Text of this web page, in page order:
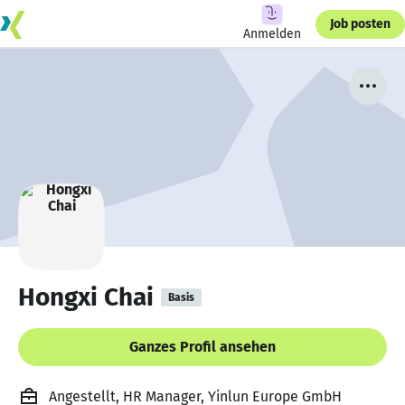
Anmelden
Job posten
Hongxi Chai Basis
Ganzes Profil ansehen
Angestellt, HR Manager, Yinlun Europe GmbH